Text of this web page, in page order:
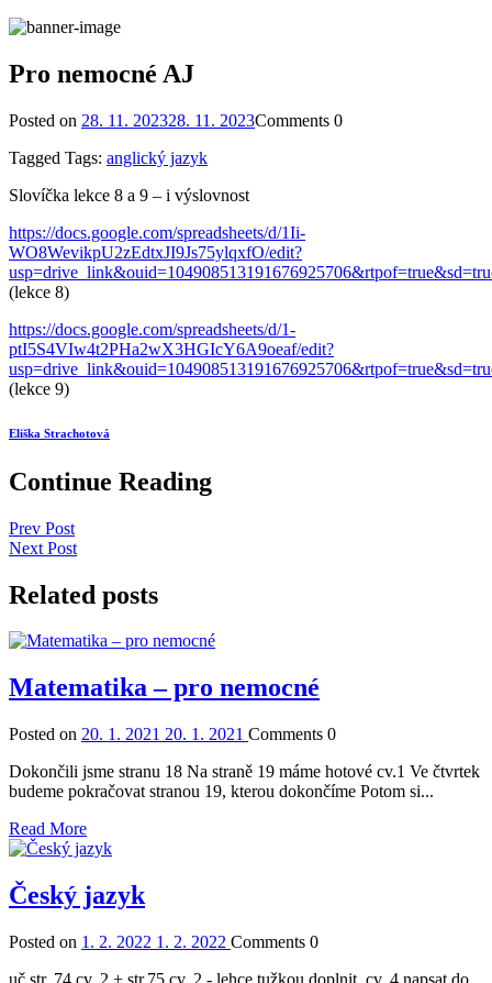
Pro nemocné AJ
Posted on 28. 11. 202328. 11. 2023Comments 0
Tagged Tags: anglický jazyk
Slovíčka lekce 8 a 9 – i výslovnost
https://docs.google.com/spreadsheets/d/1Ii-
WO8WevikpU2zEdtxJI9Js75ylqxfO/edit?
(lekce 8)
https://docs.google.com/spreadsheets/d/1-
ptI5S4VIw4t2PHa2wX3HGIcY6A9oeaf/edit?
(lekce 9)
Eliška Strachotová
Continue Reading
Prev Post
Next Post
Related posts
Matematika – pro nemocné
Posted on 20. 1. 2021 20. 1. 2021 Comments 0
Dokončili jsme stranu 18 Na straně 19 máme hotové cv.1 Ve čtvrtek
budeme pokračovat stranou 19, kterou dokončíme Potom si...
Read More
Český jazyk
Posted on 1. 2. 2022 1. 2. 2022 Comments 0
uč.str. 74 cv. 2 + str.75 cv. 2 - lehce tužkou doplnit, cv. 4 napsat do